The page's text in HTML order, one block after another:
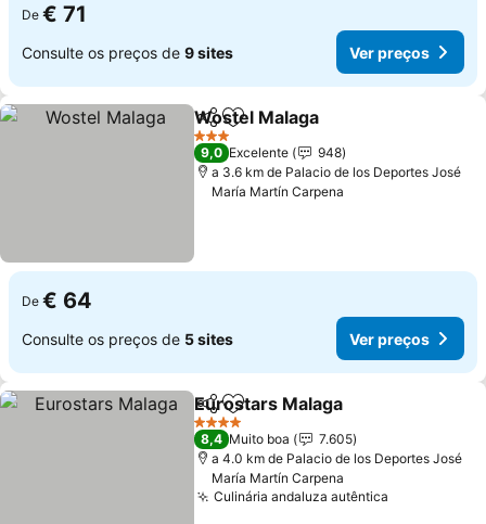
De € 71
Consulte os preços de 9 sites Ver preços
PartilharAdicionar aos favoritos
Wostel Malaga
3 Estrelas
9,0 Excelente
948
a 3.6 km de Palacio de los Deportes José
María Martín Carpena
De € 64
Consulte os preços de 5 sites Ver preços
PartilharAdicionar aos favoritos
Eurostars Malaga
4 Estrelas
8,4 Muito boa
7.605
a 4.0 km de Palacio de los Deportes José
María Martín Carpena
Culinária andaluza autêntica